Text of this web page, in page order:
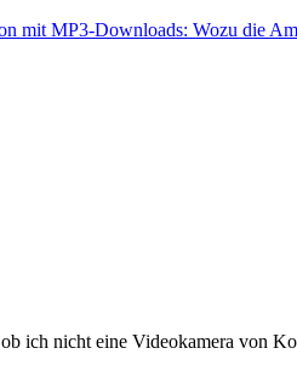
mit MP3-Downloads: Wozu die
ich nicht eine Videokamera von